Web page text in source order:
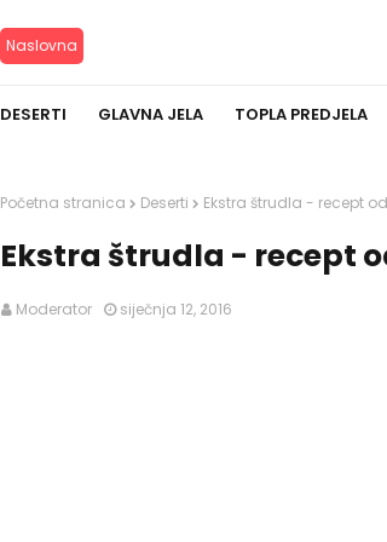
Naslovna
DESERTI GLAVNA JELA TOPLA PREDJELA
Početna stranica Deserti Ekstra štrudla - recept
Ekstra štrudla - recept
Moderator siječnja 12, 2016